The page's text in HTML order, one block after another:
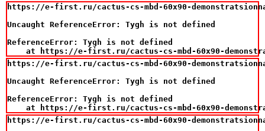
https://e-first.ru/cactus-cs-mbd-60x90-
Uncaught ReferenceError: Tygh is not defined
ReferenceError: Tygh is not defined
at https://e-first.ru/cactus-cs-mbd-60x90-
https://e-first.ru/cactus-cs-mbd-60x90-
Uncaught ReferenceError: Tygh is not defined
ReferenceError: Tygh is not defined
at https://e-first.ru/cactus-cs-mbd-60x90-
https://e-first.ru/cactus-cs-mbd-60x90-